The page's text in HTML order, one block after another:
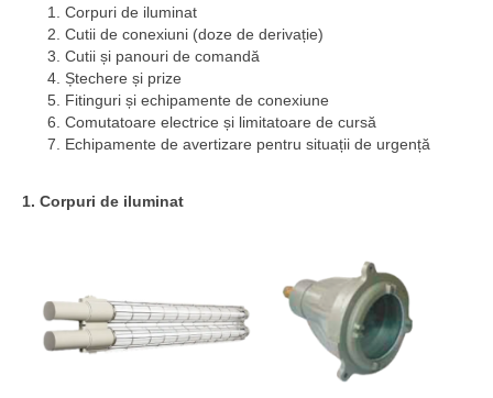
Corpuri de iluminat
Cutii de conexiuni (doze de derivație)
Cutii și panouri de comandă
Ștechere și prize
Fitinguri și echipamente de conexiune
Comutatoare electrice și limitatoare de cursă
Echipamente de avertizare pentru situații de urgență
1. Corpuri de iluminat